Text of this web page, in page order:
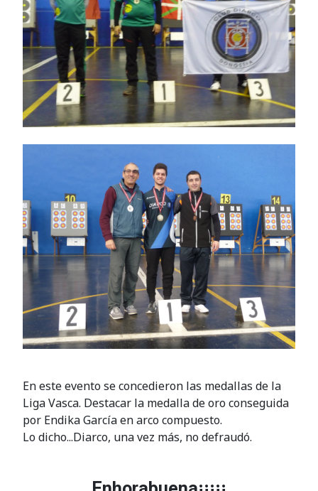
En este evento se concedieron las medallas de la
Liga Vasca. Destacar la medalla de oro conseguida
por Endika García en arco compuesto.
Lo dicho...Diarco, una vez más, no defraudó.